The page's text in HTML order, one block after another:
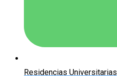
Residencias Universitarias